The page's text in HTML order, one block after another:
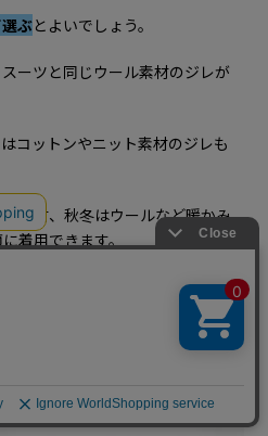
ぶとよいでしょう。
ーツと同じウール素材のジレが
コットンやニット素材のジレも
素材、秋冬はウールなど暖かみ
着用できます。
ジレを取り入れてみよう